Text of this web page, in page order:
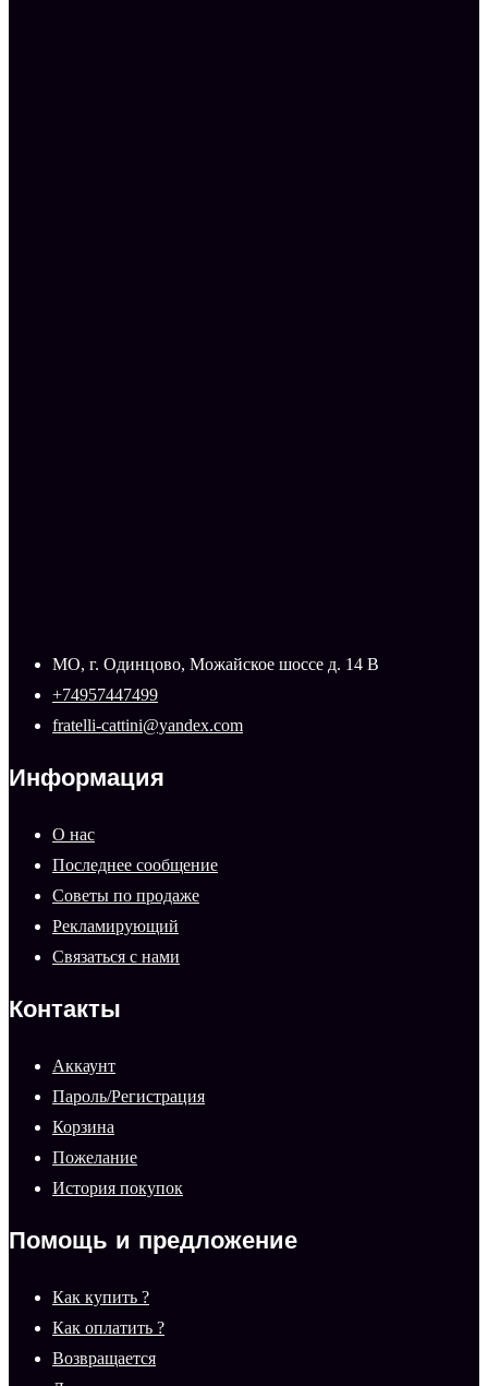
МО, г. Одинцово, Можайское шоссе д. 14 В
+74957447499
fratelli-cattini@yandex.com
Информация
О нас
Последнее сообщение
Советы по продаже
Рекламирующий
Связаться с нами
Контакты
Аккаунт
Пароль/Регистрация
Корзина
Пожелание
История покупок
Помощь и предложение
Как купить ?
Как оплатить ?
Возвращается